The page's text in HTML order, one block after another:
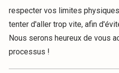
respecter vos limites
tenter d'aller trop vite, afin
Nous serons heureux de vous
processus !